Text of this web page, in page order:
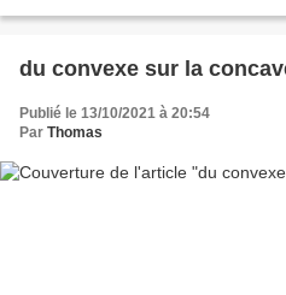
du convexe sur la
Publié le 13/10/2021 à 20:54
Par Thomas